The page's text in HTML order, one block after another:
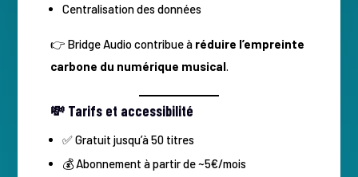
Centralisation des données
👉 Bridge Audio contribue à réduire l’empreinte
carbone du numérique musical.
💸 Tarifs et accessibilité
✅ Gratuit jusqu’à 50 titres
💰 Abonnement à partir de ~5€/mois